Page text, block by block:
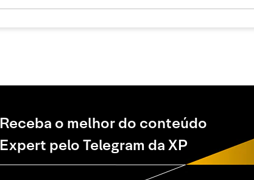
Receba o melhor do conteúdo
Expert pelo Telegram da XP